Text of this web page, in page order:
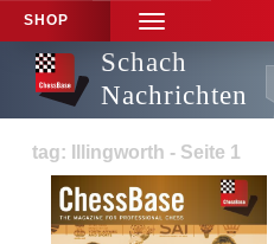
SHOP
TOGGLE
NAVIGATION
Schach
Nachrichten
tag: Illingworth - Seite 1